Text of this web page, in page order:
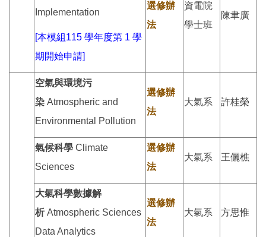
Implementation
[本模組115 學年度第 1 學
期開始申請]
選修辦
法
資電院
學士班
陳聿廣
空氣與環境污
染 Atmospheric and
Environmental Pollution
選修辦
法
大氣系 許桂榮
氣候科學 Climate
Sciences
選修辦
法
大氣系 王儷樵
大氣科學數據解
析Atmospheric Sciences
Data Analytics
選修辦
法
大氣系 方思惟